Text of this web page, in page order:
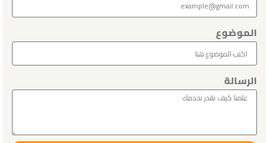
الموضوع
الرسالة